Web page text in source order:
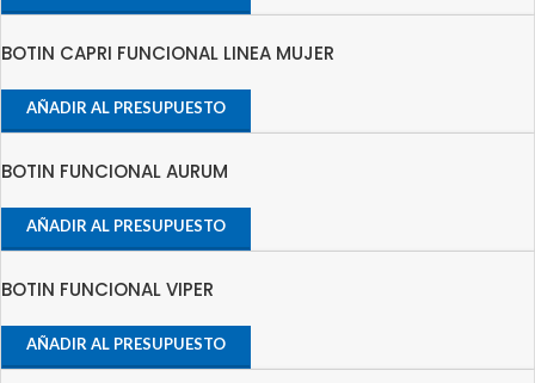
BOTIN CAPRI FUNCIONAL LINEA MUJER
AÑADIR AL PRESUPUESTO
BOTIN FUNCIONAL AURUM
AÑADIR AL PRESUPUESTO
BOTIN FUNCIONAL VIPER
AÑADIR AL PRESUPUESTO